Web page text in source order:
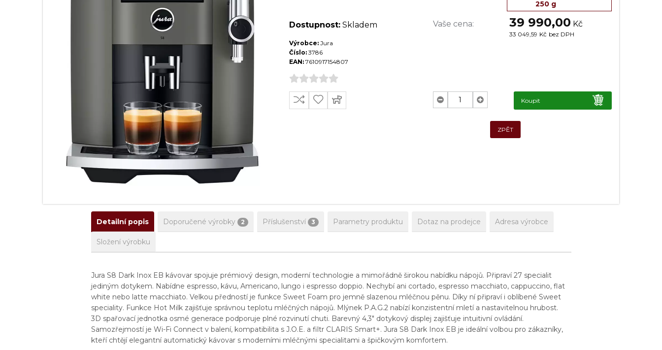
250 g
Dostupnost: Skladem
Výrobce: Jura
Číslo: 3786
EAN: 7610917154807
Vaše cena: 39 990,00 Kč
33 049,59 Kč bez DPH
Koupit
ZPĚT
Detailní popis Doporučené výrobky 2 Příslušenství 3 Parametry produktu Dotaz na prodejce Adresa výrobce
Složení výrobku
Jura S8 Dark Inox EB kávovar spojuje prémiový design, moderní technologie a mimořádně širokou nabídku nápojů. Připraví 27 specialit
jediným dotykem. Nabídne espresso, kávu, Americano, lungo i espresso doppio. Nechybí ani cortado, espresso macchiato, cappuccino, flat
white nebo latte macchiato. Velkou předností je funkce Sweet Foam pro jemně slazenou mléčnou pěnu. Díky ní připraví i oblíbené Sweet
speciality. Funkce Hot Milk zajišťuje správnou teplotu mléčných nápojů. Mlýnek P.A.G.2 nabízí konzistentní mletí a nastavitelnou hrubost.
3D spařovací jednotka osmé generace podporuje plné rozvinutí chuti. Barevný 4,3" dotykový displej zajišťuje intuitivní ovládání.
Samozřejmostí je Wi-Fi Connect v balení, kompatibilita s J.O.E. a filtr CLARIS Smart+. Jura S8 Dark Inox EB je ideální volbou pro zákazníky,
kteří chtějí elegantní automatický kávovar s moderními mléčnými specialitami a špičkovým komfortem.